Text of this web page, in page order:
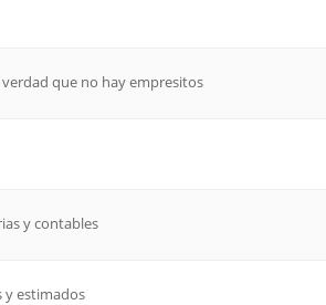
que no hay empresitos
y contables
y estimados